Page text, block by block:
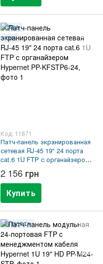
CAT.6
FTP
Код: 11871
Патч-панель экранированная
сетевая RJ-45 19" 24 порта
cat.6 1U FTP с органайзером
Hypernet PP-KFSTP6-24
2 156 грн
Купить
24 ПОРТА